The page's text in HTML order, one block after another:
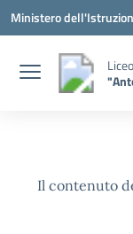
Vai ai contenuti
Vai al menu di
Vai al footer
Ministero
Il contenuto